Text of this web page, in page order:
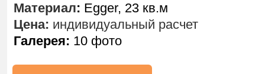
Материал: Egger, 23 кв.м
Цена: индивидуальный расчет
Галерея: 10 фото